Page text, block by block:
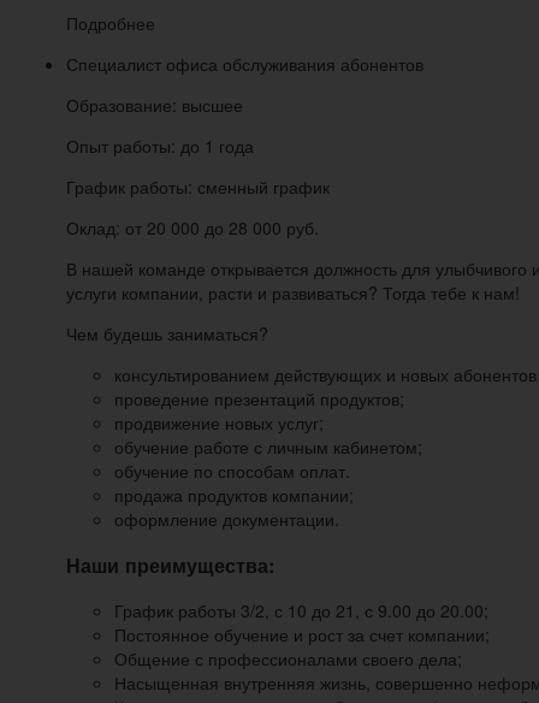
Подробнее
Специалист офиса обслуживания абонентов
Образование: высшее
Опыт работы: до 1 года
График работы: сменный график
Оклад: от 20 000 до 28 000 руб.
В нашей команде открывается должность для
услуги компании, расти и развиваться? Тогда тебе к нам!
Чем будешь заниматься?
консультированием действующих и новых
проведение презентаций продуктов;
продвижение новых услуг;
обучение работе с личным кабинетом;
обучение по способам оплат.
продажа продуктов компании;
оформление документации.
Наши преимущества:
График работы 3/2, с 10 до 21, с 9.00 до 20.00;
Постоянное обучение и рост за счет компании;
Общение с профессионалами своего дела;
Насыщенная внутренняя жизнь, совершенно